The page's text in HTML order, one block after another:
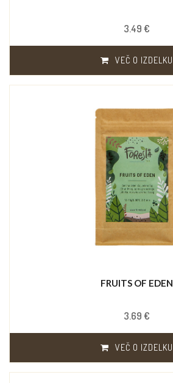
3.49 €
VEČ O IZDELKU
FRUITS OF EDEN
3.69 €
VEČ O IZDELKU